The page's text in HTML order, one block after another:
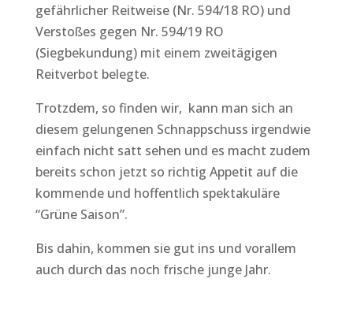
gefährlicher Reitweise (Nr. 594/18 RO) und
Verstoßes gegen Nr. 594/19 RO
(Siegbekundung) mit einem zweitägigen
Reitverbot belegte.
Trotzdem, so finden wir, kann man sich an
diesem gelungenen Schnappschuss irgendwie
einfach nicht satt sehen und es macht zudem
bereits schon jetzt so richtig Appetit auf die
kommende und hoffentlich spektakuläre
“Grüne Saison”.
Bis dahin, kommen sie gut ins und vorallem
auch durch das noch frische junge Jahr.